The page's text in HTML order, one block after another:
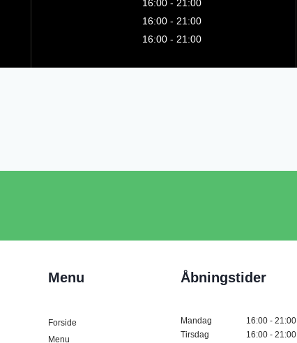
16:00 - 21:00
16:00 - 21:00
16:00 - 21:00
Menu
Forside
Menu
Åbningstider
Mandag
16:00 - 21:00
Tirsdag
16:00 - 21:00